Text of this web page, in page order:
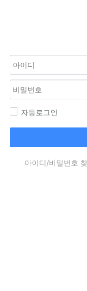
자동로그인
아이디/비밀번호